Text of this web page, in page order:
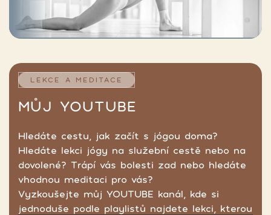
LEKCE A MEDITACE
MŮJ YOUTUBE
Hledáte cestu, jak začít s jógou doma?
Hledáte lekci jógy na služební cestě nebo na
dovolené? Trápí vás bolesti zad nebo hledáte
vhodnou meditaci pro vás?
Vyzkoušejte můj YOUTUBE kanál, kde si
jednoduše podle playlistů najdete lekci, kterou